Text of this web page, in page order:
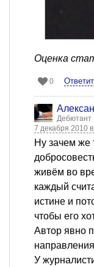
Оценка
0
Дебютант
7 декабря 2010
Ну зачем же
живём во
каждый
истине и
чтобы его
Автор явно
У